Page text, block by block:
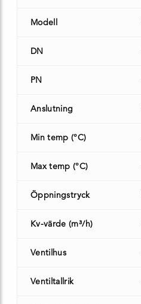
Modell
DN
PN
Anslutning
Min temp (°C)
Max temp (°C)
Öppningstryck
Kv-värde (m³/h)
Ventilhus
Ventiltallrik